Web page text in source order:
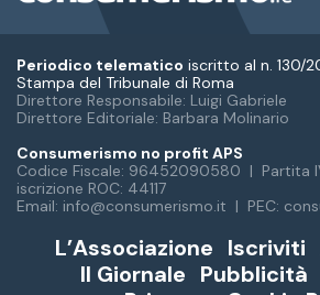
Periodico telematico iscritto al n. 130/
Stampa del Tribunale di Roma
Direttore Responsabile: Luigi Gabriele
Direttore Editoriale: Barbara Molinario
Consumerismo no profit APS
Codice Fiscale: 96452090580 | Partita
iscrizione ROC: 44117
Email: info@consumerismo.it | PEC:
L’Associazione Iscriviti
Il Giornale Pubblicità